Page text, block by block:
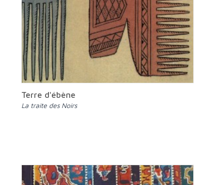
Terre d'ébène
La traite des Noirs